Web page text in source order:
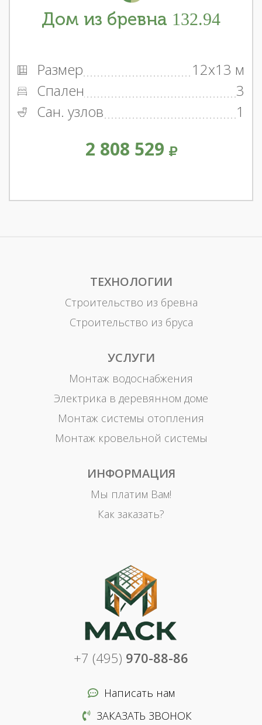
Дом из бревна 132.94
Размер
12x13 м
Спален
3
Сан. узлов
1
2 808 529
ТЕХНОЛОГИИ
Строительство из бревна
Строительство из бруса
УСЛУГИ
Монтаж водоснабжения
Электрика в деревянном доме
Монтаж системы отопления
Монтаж кровельной системы
ИНФОРМАЦИЯ
Мы платим Вам!
Как заказать?
+7 (495) 970-88-86
Написать нам
ЗАКАЗАТЬ ЗВОНОК